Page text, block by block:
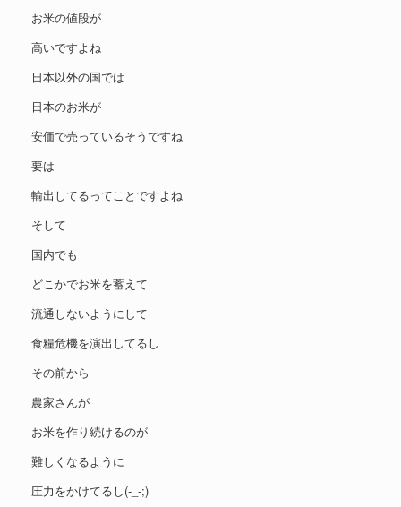
お米の値段が
高いですよね
日本以外の国では
日本のお米が
安価で売っているそうですね
要は
輸出してるってことですよね
そして
国内でも
どこかでお米を蓄えて
流通しないようにして
食糧危機を演出してるし
その前から
農家さんが
お米を作り続けるのが
難しくなるように
圧力をかけてるし(-_-;)